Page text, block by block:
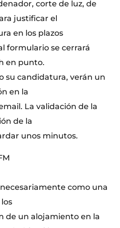
corte de luz, de
justificar el
en los plazos
formulario se cerrará
en punto.
su candidatura, verán un
en la
La validación de la
de la
unos minutos.
como una
de un alojamiento en la